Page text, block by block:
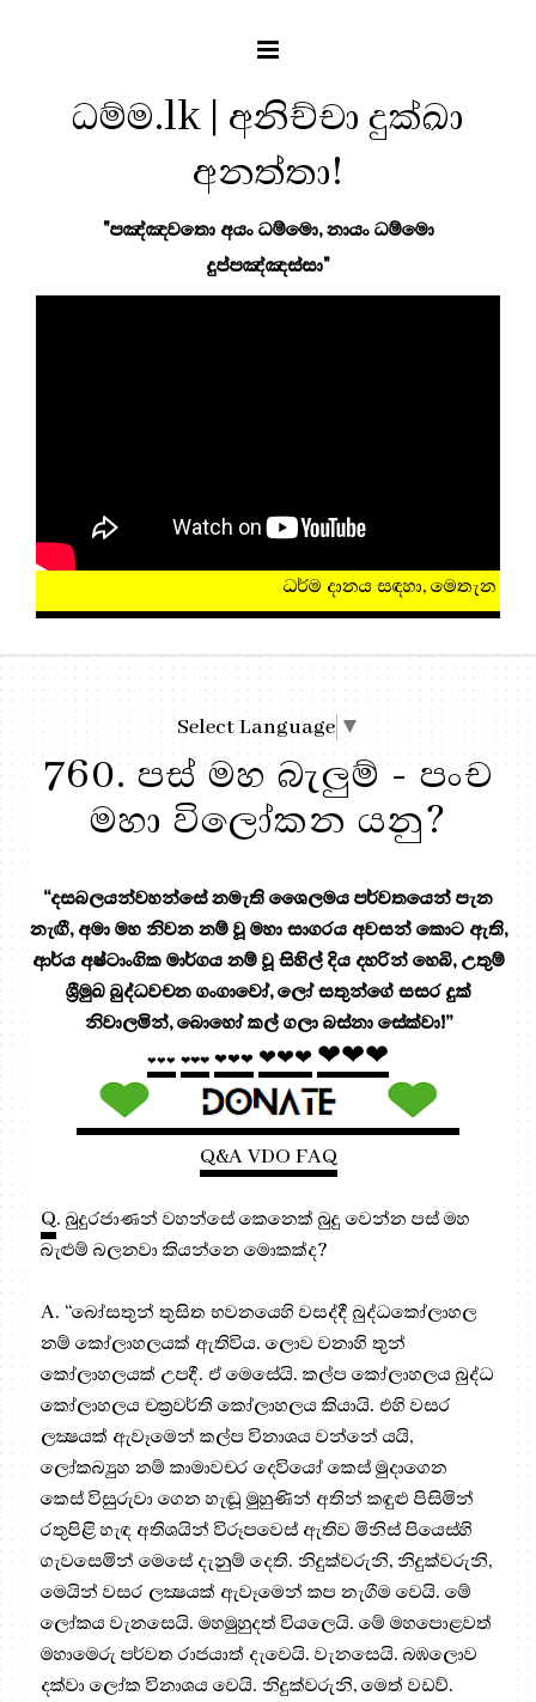
ධම්ම.lk | අනිච්චා දුක්ඛා
අනත්තා!
"පඤ්ඤවතො අයං ධම්මො, නායං ධම්මො
දුප්පඤ්ඤස්සා"
ධර්ම දානය සඳහා, මෙතැන ඔබන්න!
Select Language ▼
760. පස් මහ බැලුම් - පංච
මහා විලෝකන යනු?
“දසබලයන්වහන්සේ නමැති ශෛලමය පර්වතයෙන් පැන
නැඟී, අමා මහ නිවන නම් වූ මහා සාගරය අවසන් කොට ඇති,
ආර්ය අෂ්ටාංගික මාර්ගය නම් වූ සිහිල් දිය දහරින් හෙබි, උතුම්
ශ්‍රීමුඛ බුද්ධවචන ගංගාවෝ, ලෝ සතුන්ගේ සසර දුක්
නිවාලමින්, බොහෝ කල් ගලා බස්නා සේක්වා!”
❤❤❤ ❤❤❤ ❤❤❤ ❤❤❤ ❤❤❤
Q&A VDO FAQ
Q. බුදුරජාණන් වහන්සේ කෙනෙක් බුදු වෙන්න පස් මහ
බැළුම් බලනවා කියන්නෙ මොකක්ද?
A. “බෝසතුන් තුසිත භවනයෙහි වසද්දී බුද්ධකෝලාහල
නම් කෝලාහලයක් ඇතිවිය. ලොව වනාහි තුන්
කෝලාහලයක් උපදී. ඒ මෙසේයි. කල්ප කෝලාහලය බුද්ධ
කෝලාහලය චක්‍රවර්ති කෝලාහලය කියායි. එහි වසර
ලක්‍ෂයක් ඇවෑමෙන් කල්ප විනාශය වන්නේ යයි,
ලෝකබ්‍යුහ නම් කාමාවචර දෙවියෝ කෙස් මුදාගෙන
කෙස් විසුරුවා ගෙන හැඬූ මුහුණින් අතින් කඳුළු පිසිමින්
රතුපිළි හැඳ අතිශයින් විරූපවෙස් ඇතිව මිනිස් පියෙස්හි
ගැවසෙමින් මෙසේ දැනුම් දෙති. නිදුක්වරුනි, නිදුක්වරුනි,
මෙයින් වසර ලක්‍ෂයක් ඇවෑමෙන් කප නැගීම වෙයි. මේ
ලෝකය වැනසෙයි. මහමුහුදත් වියලෙයි. මේ මහපොළවත්
මහාමෙරු පර්වත රාජයාත් දැවෙයි. වැනසෙයි. බඹලොව
දක්වා ලෝක විනාශය වෙයි. නිදුක්වරුනි, මෙත් වඩව්.